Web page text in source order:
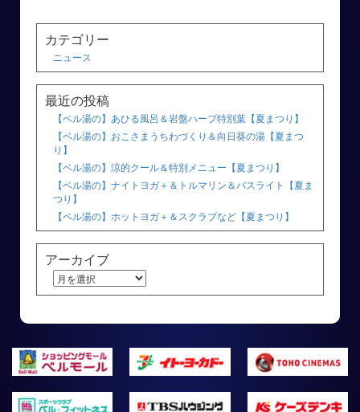
カテゴリー
ニュース
最近の投稿
【ベル湯の】あひる風呂＆岩盤ハーブ特別葉【夏まつり】
【ベル湯の】おこさまうちわづくり＆向日葵の湯【夏まつ
り】
【ベル湯の】涼的クール＆特別メニュー【夏まつり】
【ベル湯の】ナイトヨガ＋＆トルマリン＆バスライト【夏ま
つり】
【ベル湯の】ホットヨガ＋＆スクラブなど【夏まつり】
アーカイブ